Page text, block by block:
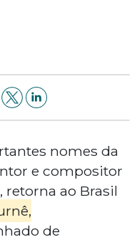
nomes da
e compositor
retorna ao Brasil
de